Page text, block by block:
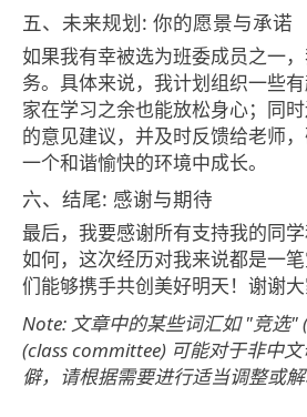
五、未来规划: 你的愿景与承诺
如果我有幸被选为班委成员之一
务。具体来说，我计划组织一些
家在学习之余也能放松身心；同
的意见建议，并及时反馈给老师
一个和谐愉快的环境中成长。
六、结尾: 感谢与期待
最后，我要感谢所有支持我的同
如何，这次经历对我来说都是一
们能够携手共创美好明天！谢谢大
Note: 文章中的某些词汇如 "竞选
(class committee) 可能对于非中
僻，请根据需要进行适当调整或解